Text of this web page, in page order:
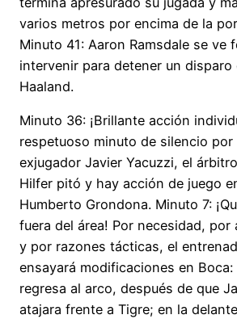
varios metros por encima de la
Minuto 41: Aaron Ramsdale se ve
intervenir para detener un disparo
Haaland.
Minuto 36: ¡Brillante acción
respetuoso minuto de silencio por
exjugador Javier Yacuzzi, el
Hilfer pitó y hay acción de juego
Humberto Grondona. Minuto 7:
fuera del área! Por necesidad, por
y por razones tácticas, el
ensayará modificaciones en Boca:
regresa al arco, después de que
atajara frente a Tigre; en la